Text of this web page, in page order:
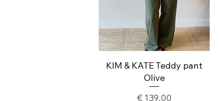
KIM & KATE Teddy pant
Olive
Prijs
€ 139,00